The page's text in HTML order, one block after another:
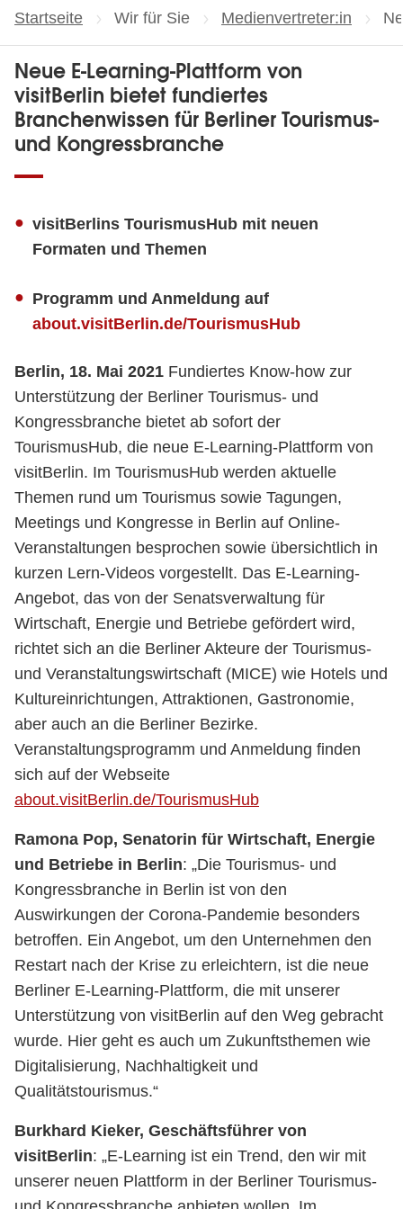
Startseite Wir für Sie Medienvertreter:in
Neue E-Learning-Plattform von
visitBerlin bietet fundiertes
Branchenwissen für Berliner Tourismus-
und Kongressbranche
visitBerlins TourismusHub mit neuen
Formaten und Themen
Programm und Anmeldung auf
about.visitBerlin.de/TourismusHub
Berlin, 18. Mai 2021 Fundiertes Know-how zur
Unterstützung der Berliner Tourismus- und
Kongressbranche bietet ab sofort der
TourismusHub, die neue E-Learning-Plattform von
visitBerlin. Im TourismusHub werden aktuelle
Themen rund um Tourismus sowie Tagungen,
Meetings und Kongresse in Berlin auf Online-
Veranstaltungen besprochen sowie übersichtlich in
kurzen Lern-Videos vorgestellt. Das E-Learning-
Angebot, das von der Senatsverwaltung für
Wirtschaft, Energie und Betriebe gefördert wird,
richtet sich an die Berliner Akteure der Tourismus-
und Veranstaltungswirtschaft (MICE) wie Hotels und
Kultureinrichtungen, Attraktionen, Gastronomie,
aber auch an die Berliner Bezirke.
Veranstaltungsprogramm und Anmeldung finden
sich auf der Webseite
about.visitBerlin.de/TourismusHub
Ramona Pop, Senatorin für Wirtschaft, Energie
und Betriebe in Berlin: „Die Tourismus- und
Kongressbranche in Berlin ist von den
Auswirkungen der Corona-Pandemie besonders
betroffen. Ein Angebot, um den Unternehmen den
Restart nach der Krise zu erleichtern, ist die neue
Berliner E-Learning-Plattform, die mit unserer
Unterstützung von visitBerlin auf den Weg gebracht
wurde. Hier geht es auch um Zukunftsthemen wie
Digitalisierung, Nachhaltigkeit und
Qualitätstourismus.“
Burkhard Kieker, Geschäftsführer von
visitBerlin: „E-Learning ist ein Trend, den wir mit
unserer neuen Plattform in der Berliner Tourismus-